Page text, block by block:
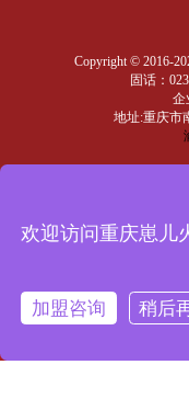
Copyright © 2016-
固话：
企
地址:重庆市
合作
欢迎访问重庆崽儿
加盟咨询 稍后